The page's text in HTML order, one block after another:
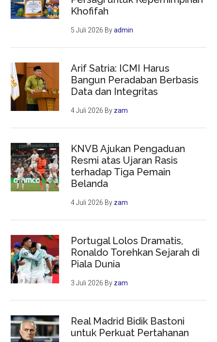
Khofifah
5 Juli 2026 Byadmin
Arif Satria: ICMI Harus
Bangun Peradaban Berbasis
Data dan Integritas
4 Juli 2026 By zam
KNVB Ajukan Pengaduan
Resmi atas Ujaran Rasis
terhadap Tiga Pemain
Belanda
4 Juli 2026 By zam
Portugal Lolos Dramatis,
Ronaldo Torehkan Sejarah di
Piala Dunia
3 Juli 2026 By zam
Real Madrid Bidik Bastoni
untuk Perkuat Pertahanan